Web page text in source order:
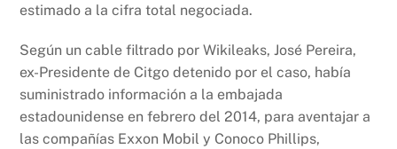
estimado a la cifra total negociada.
Según un cable filtrado por Wikileaks, José Pereira,
ex-Presidente de Citgo detenido por el caso, había
suministrado información a la embajada
estadounidense en febrero del 2014, para aventajar a
las compañías Exxon Mobil y Conoco Phillips,